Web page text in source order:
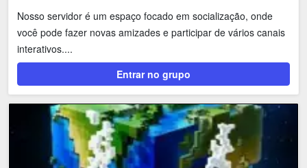
Nosso servidor é um espaço focado em socialização, onde
você pode fazer novas amizades e participar de vários canais
interativos....
Entrar no grupo